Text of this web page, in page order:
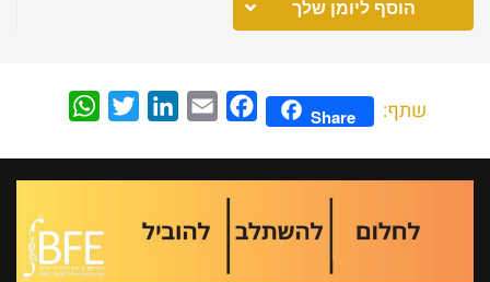
הוסף ליומן שלך
שתף: WhatsAppTwitterLinkedIn
Email FacebookShare